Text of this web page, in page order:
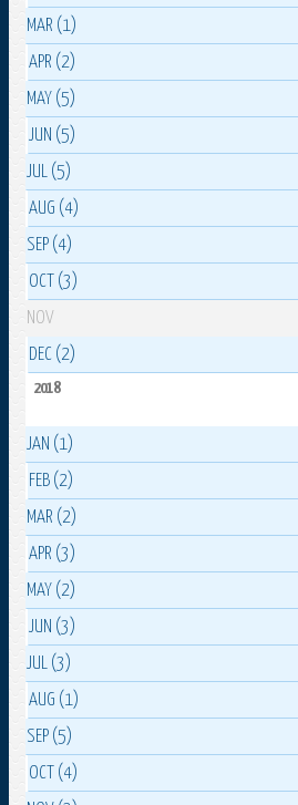
MAR (1)
APR (2)
MAY (5)
JUN (5)
JUL (5)
AUG (4)
SEP (4)
OCT (3)
NOV
DEC (2)
2018
JAN (1)
FEB (2)
MAR (2)
APR (3)
MAY (2)
JUN (3)
JUL (3)
AUG (1)
SEP (5)
OCT (4)